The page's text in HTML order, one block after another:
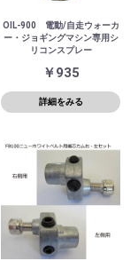
OIL-900 電動/自走ウォーカ
ー・ジョギングマシン専用シ
リコンスプレー
￥935
詳細をみる